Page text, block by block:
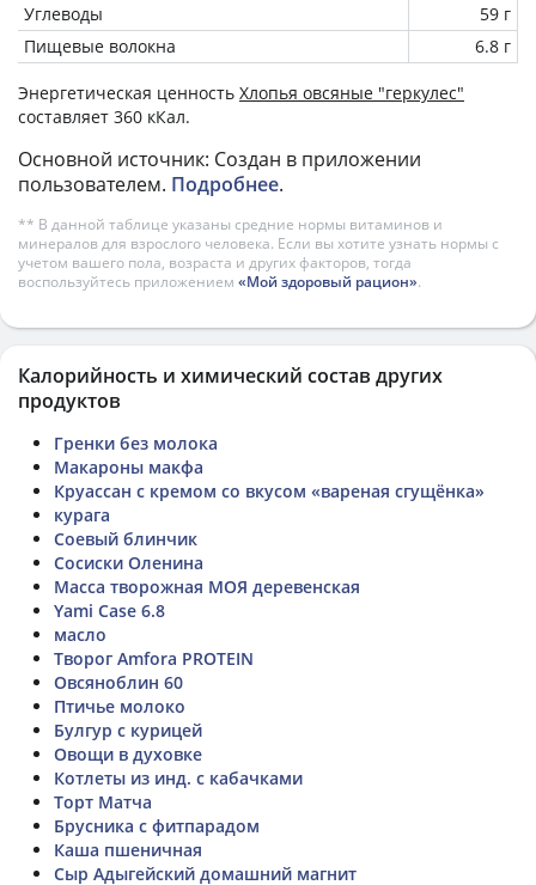
Углеводы
59 г
Пищевые волокна
6.8 г
Энергетическая ценность Хлопья овсяные "геркулес"
составляет 360 кКал.
Основной источник: Создан в приложении
пользователем. Подробнее.
** В данной таблице указаны средние нормы витаминов и
минералов для взрослого человека. Если вы хотите узнать нормы с
учетом вашего пола, возраста и других факторов, тогда
воспользуйтесь приложением «Мой здоровый рацион».
Калорийность и химический состав других
продуктов
Гренки без молока
Макароны макфа
Круассан с кремом со вкусом «вареная сгущёнка»
курага
Соевый блинчик
Сосиски Оленина
Масса творожная МОЯ деревенская
Yami Case 6.8
масло
Творог Amfora PROTEIN
Овсяноблин 60
Птичье молоко
Булгур с курицей
Овощи в духовке
Котлеты из инд. с кабачками
Торт Матча
Брусника с фитпарадом
Каша пшеничная
Сыр Адыгейский домашний магнит